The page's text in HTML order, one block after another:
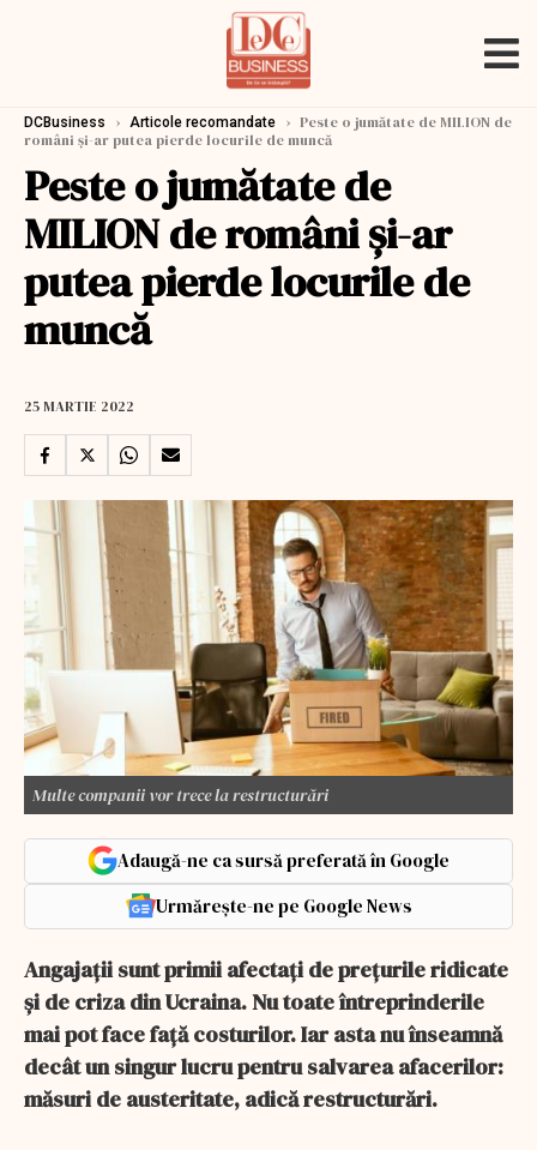
DCBusiness › Articole recomandate › Peste o jumătate de MILION de
români și-ar putea pierde locurile de muncă
Peste o jumătate de
MILION de români și-ar
putea pierde locurile de
muncă
25 MARTIE 2022
Multe companii vor trece la restructurări
Adaugă-ne ca sursă preferată în Google
Urmărește-ne pe Google News
Angajații sunt primii afectați de prețurile ridicate
și de criza din Ucraina. Nu toate întreprinderile
mai pot face față costurilor. Iar asta nu înseamnă
decât un singur lucru pentru salvarea afacerilor:
măsuri de austeritate, adică restructurări.